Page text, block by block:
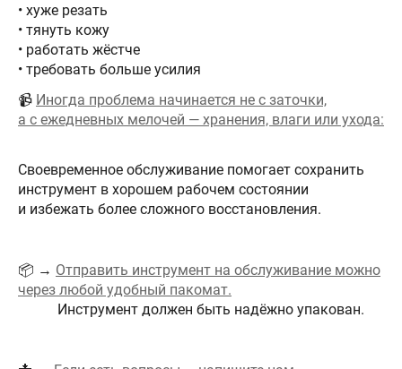
• хуже резать
• тянуть кожу
• работать жёстче
• требовать больше усилия
📹 Иногда проблема начинается не с заточки,
а с ежедневных мелочей — хранения, влаги или ухода:
Своевременное обслуживание помогает сохранить
инструмент в хорошем рабочем состоянии
и избежать более сложного восстановления.
📦 → Отправить инструмент на обслуживание можно
через любой удобный пакомат.
Инструмент должен быть надёжно упакован.